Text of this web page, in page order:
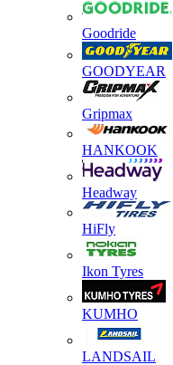
Goodride
GOODYEAR
Gripmax
HANKOOK
Headway
HiFly
Ikon Tyres
KUMHO
LANDSAIL